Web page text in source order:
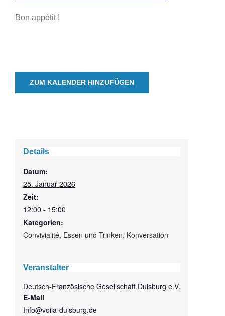
Bon appétit !
ZUM KALENDER HINZUFÜGEN
Details
Datum:
25. Januar 2026
Zeit:
12:00 - 15:00
Kategorien:
Convivialité, Essen und Trinken, Konversation
Veranstalter
Deutsch-Französische Gesellschaft Duisburg e.V.
E-Mail
Info@voila-duisburg.de